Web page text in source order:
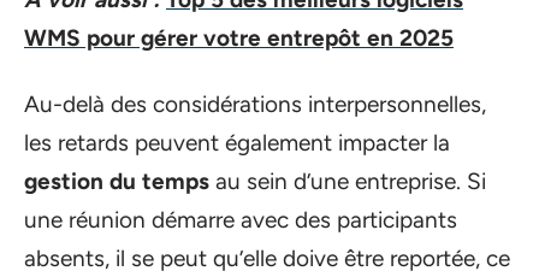
WMS pour gérer votre entrepôt en 2025
Au-delà des considérations interpersonnelles,
les retards peuvent également impacter la
gestion du temps au sein d’une entreprise. Si
une réunion démarre avec des participants
absents, il se peut qu’elle doive être reportée, ce